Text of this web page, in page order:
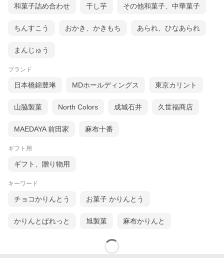
和菓子詰め合わせ 干し芋 その他和菓子、中華菓子
ちんすこう おかき、かきもち あられ、ひなあられ
まんじゅう
ブランド
日本橋錦豊琳 MDホールディングス 東京カリント
山脇製菓 North Colors 成城石井 久世福商店
MAEDAYA 前田家 麻布十番
ギフト用
ギフト、贈り物用
キーワード
チョコかりんとう お菓子 かりんとう
かりんとぱれっと 旭製菓 麻布かりんと